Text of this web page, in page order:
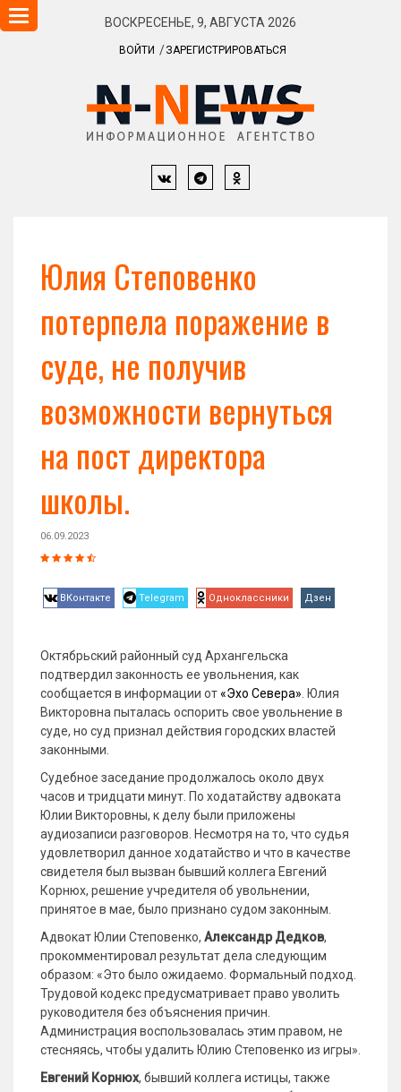
ВОСКРЕСЕНЬЕ, 9, АВГУСТА 2026
ВОЙТИ ЗАРЕГИСТРИРОВАТЬСЯ
Навигация
Юлия Степовенко
потерпела поражение в
суде, не получив
возможности вернуться
на пост директора
школы.
06.09.2023
ВКонтакте Telegram Одноклассники Дзен
Октябрьский районный суд Архангельска
подтвердил законность ее увольнения, как
сообщается в информации от«Эхо Севера» . Юлия
Викторовна пыталась оспорить свое увольнение в
суде, но суд признал действия городских властей
законными.
Судебное заседание продолжалось около двух
часов и тридцати минут. По ходатайству адвоката
Юлии Викторовны, к делу были приложены
аудиозаписи разговоров. Несмотря на то, что судья
удовлетворил данное ходатайство и что в качестве
свидетеля был вызван бывший коллега Евгений
Корнюх, решение учредителя об увольнении,
принятое в мае, было признано судом законным.
Адвокат Юлии Степовенко, Александр Дедков,
прокомментировал результат дела следующим
образом: «Это было ожидаемо. Формальный подход.
Трудовой кодекс предусматривает право уволить
руководителя без объяснения причин.
Администрация воспользовалась этим правом, не
стесняясь, чтобы удалить Юлию Степовенко из игры».
Евгений Корнюх, бывший коллега истицы, также